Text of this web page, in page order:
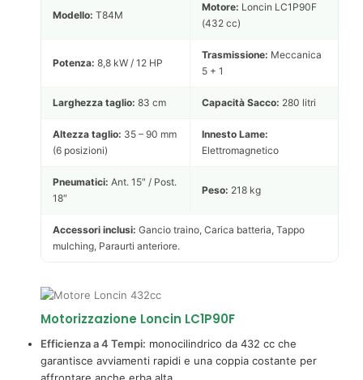
Modello: T84M
Motore: Loncin LC1P90F
(432 cc)
Potenza: 8,8 kW / 12 HP
Trasmissione: Meccanica
5 + 1
Larghezza taglio: 83 cm Capacità Sacco: 280 litri
Altezza taglio: 35 – 90 mm
(6 posizioni)
Innesto Lame:
Elettromagnetico
Pneumatici: Ant. 15″ / Post.
18″
Peso: 218 kg
Accessori inclusi: Gancio traino, Carica batteria, Tappo
mulching, Paraurti anteriore.
Motorizzazione Loncin LC1P90F
Efficienza a 4 Tempi: monocilindrico da 432 cc che
garantisce avviamenti rapidi e una coppia costante per